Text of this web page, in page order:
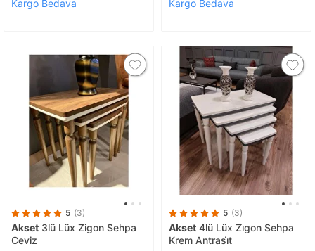
Kargo Bedava
Kargo Bedava
5 (3)
Akset 3lü Lüx Zigon Sehpa
Ceviz
5 (3)
Akset 4lü Lüx Zi̇gon Sehpa
Krem Antrasi̇t